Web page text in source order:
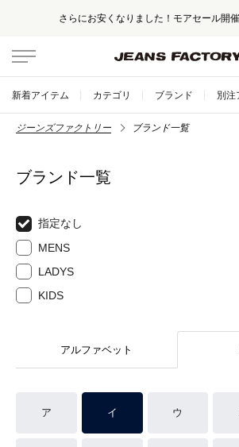
さらにお安くなりました！モアセール開催
新着アイテム カテゴリ ブランド 別注
ジーンズファクトリー ブランド一覧
ブランド一覧
指定なし
MENS
LADYS
KIDS
アルファベット
ア イ ウ